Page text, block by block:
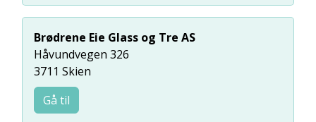
Brødrene Eie Glass og Tre AS
Håvundvegen 326
3711 Skien
Gå til